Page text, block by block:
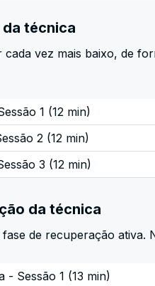
técnica
cada vez mais baixo, de
1 (12 min)
2 (12 min)
3 (12 min)
da técnica
de recuperação
- Sessão 1 (13 min)